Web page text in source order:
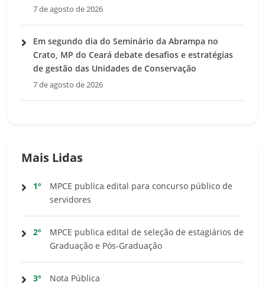
7 de agosto de 2026
Em segundo dia do Seminário da Abrampa no
Crato, MP do Ceará debate desafios e estratégias
de gestão das Unidades de Conservação
7 de agosto de 2026
Mais Lidas
1º
MPCE publica edital para concurso público de
servidores
2º
MPCE publica edital de seleção de estagiários de
Graduação e Pós-Graduação
3º Nota Pública